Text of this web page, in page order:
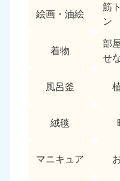
絵画・油絵
筋
ン
着物
部
せ
風呂釜
絨毯
マニキュア
島根県
050-1881-5145
香川県
050-1880-
9:00〜19:00 年中無